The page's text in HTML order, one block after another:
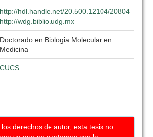
http://hdl.handle.net/20.500.12104/20804
http://wdg.biblio.udg.mx
Doctorado en Biologia Molecular en
Medicina
CUCS
derechos de autor, esta tesis no